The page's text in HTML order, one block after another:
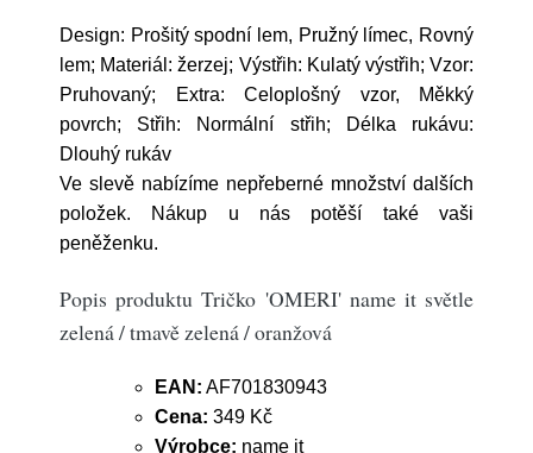
Design: Prošitý spodní lem, Pružný límec, Rovný
lem; Materiál: žerzej; Výstřih: Kulatý výstřih; Vzor:
Pruhovaný; Extra: Celoplošný vzor, Měkký
povrch; Střih: Normální střih; Délka rukávu:
Dlouhý rukáv
Ve slevě nabízíme nepřeberné množství dalších
položek. Nákup u nás potěší také vaši
peněženku.
Popis produktu Tričko 'OMERI' name it světle
zelená / tmavě zelená / oranžová
EAN: AF701830943
Cena: 349 Kč
Výrobce: name it